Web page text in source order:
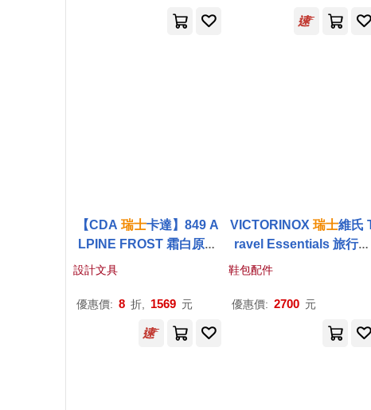
【CDA 瑞士卡達】849 A
LPINE FROST 霜白原子
筆 (2025聖誕特別版) 霜白
設計文具
優惠價: 8 折, 1569 元
VICTORINOX 瑞士維氏
ravel Essentials 旅行壓
縮收納袋套裝 653360
鞋包配件
優惠價: 2700 元